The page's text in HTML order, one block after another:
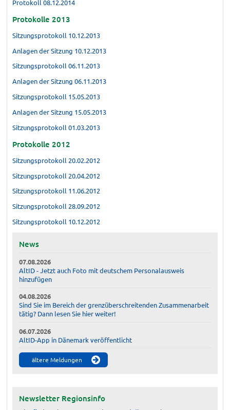
Protokoll 08.12.2014
Protokolle 2013
Sitzungsprotokoll 10.12.2013
Anlagen der Sitzung 10.12.2013
Sitzungsprotokoll 06.11.2013
Anlagen der Sitzung 06.11.2013
Sitzungsprotokoll 15.05.2013
Anlagen der Sitzung 15.05.2013
Sitzungsprotokoll 01.03.2013
Protokolle 2012
Sitzungsprotokoll 20.02.2012
Sitzungsprotokoll 20.04.2012
Sitzungsprotokoll 11.06.2012
Sitzungsprotokoll 28.09.2012
Sitzungsprotokoll 10.12.2012
News
07.08.2026
AltID - Jetzt auch Foto mit deutschem Personalausweis
hinzufügen
04.08.2026
Sind Sie im Bereich der grenzüberschreitenden Zusammenarbeit
tätig? Dann lesen Sie hier weiter!
06.07.2026
AltID-App in Dänemark veröffentlicht
ältere Meldungen
Newsletter Regionsinfo